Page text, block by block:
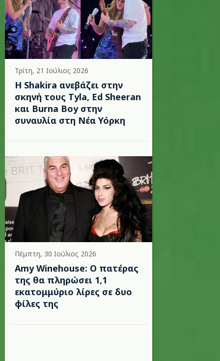
Τρίτη, 21 Ιούλιος 2026
Η Shakira ανεβάζει στην
σκηνή τους Tyla, Ed Sheeran
και Burna Boy στην
συναυλία στη Νέα Υόρκη
Πέμπτη, 30 Ιούλιος 2026
Amy Winehouse: Ο πατέρας
της θα πληρώσει 1,1
εκατομμύριο λίρες σε δυο
φίλες της